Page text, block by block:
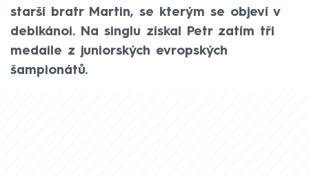
starší bratr Martin, se kterým se objeví v
deblkánoi. Na singlu získal Petr zatím tři
medaile z juniorských evropských
šampionátů.